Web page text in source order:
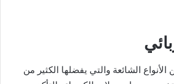
الشائعة والتي يفضلها الكثير من